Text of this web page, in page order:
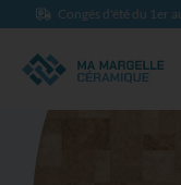
Congés d'été du 1er